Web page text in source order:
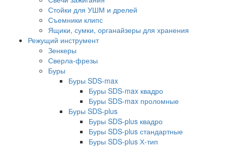
Стойки для УШМ и дрелей
Съемники клипс
Ящики, сумки, органайзеры для хранения
Режущий инструмент
Зенкеры
Сверла-фрезы
Буры
Буры SDS-max
Буры SDS-max квадро
Буры SDS-max проломные
Буры SDS-plus
Буры SDS-plus квадро
Буры SDS-plus стандартные
Буры SDS-plus Х-тип